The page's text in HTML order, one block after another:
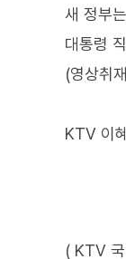
새 정부
대통령
(영상취
KTV 이
( KTV